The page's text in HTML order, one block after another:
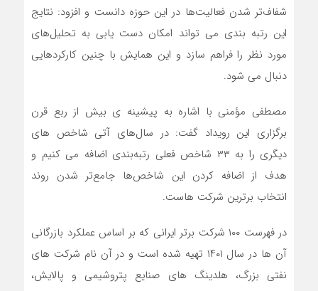
شفاف‌تر شدن فعالیت‌ها در این حوزه دانست و افزود: نتایج
این رتبه بندی می تواند امکان دست یابی به تحلیل‌های
مورد نظر را فراهم سازد و این همایش با چنین کارکردهایی
دنبال می شود.
مصطفی مؤمنی با اشاره به پیشینه ی بیش از ربع قرن
برگزاری این رویداد گفت: در سال‌های آتی شاخص های
دیگری را به ۳۳ شاخص فعلی رتبه‌بندی اضافه می کنیم و
هدف از اضافه کردن این شاخص‌ها جامع‌تر شدن روند
انتخاب برترین شرکت هاست.
در فهرست ۱۰۰ شرکت برتر ایرانی که بر اساس عملکرد بازرگانی
آن ها در سال ۱۴۰۱ تهیه شده است و در آن نام شرکت های
نفتی بزرگ، هلدینگ های صنایع پتروشیمی و پالایش،